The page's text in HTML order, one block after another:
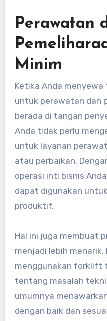
Perawatan
Minim
Ketika Anda
untuk perawatan dan
berada di tangan
Anda tidak perlu
untuk layanan
atau perbaikan.
operasi inti bisnis
dapat digunakan
produktif.
Hal ini juga membuat
menjadi lebih
menggunakan forklift
tentang masalah
umumnya
dengan baik dan